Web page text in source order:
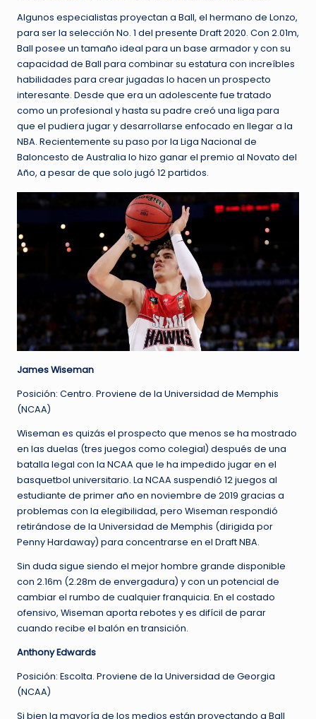
Algunos especialistas proyectan a Ball, el hermano de Lonzo,
para ser la selección No. 1 del presente Draft 2020. Con 2.01m,
Ball posee un tamaño ideal para un base armador y con su
capacidad de Ball para combinar su estatura con increíbles
habilidades para crear jugadas lo hacen un prospecto
interesante. Desde que era un adolescente fue tratado
como un profesional y hasta su padre creó una liga para
que el pudiera jugar y desarrollarse enfocado en llegar a la
NBA. Recientemente su paso por la Liga Nacional de
Baloncesto de Australia lo hizo ganar el premio al Novato del
Año, a pesar de que solo jugó 12 partidos.
James Wiseman
Posición: Centro. Proviene de la Universidad de Memphis
(NCAA)
Wiseman es quizás el prospecto que menos se ha mostrado
en las duelas (tres juegos como colegial) después de una
batalla legal con la NCAA que le ha impedido jugar en el
basquetbol universitario. La NCAA suspendió 12 juegos al
estudiante de primer año en noviembre de 2019 gracias a
problemas con la elegibilidad, pero Wiseman respondió
retirándose de la Universidad de Memphis (dirigida por
Penny Hardaway) para concentrarse en el Draft NBA.
Sin duda sigue siendo el mejor hombre grande disponible
con 2.16m (2.28m de envergadura) y con un potencial de
cambiar el rumbo de cualquier franquicia. En el costado
ofensivo, Wiseman aporta rebotes y es difícil de parar
cuando recibe el balón en transición.
Anthony Edwards
Posición: Escolta. Proviene de la Universidad de Georgia
(NCAA)
Si bien la mayoría de los medios están proyectando a Ball